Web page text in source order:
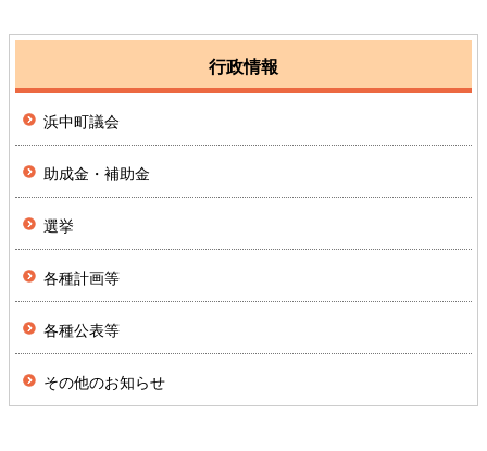
行政情報
浜中町議会
助成金・補助金
選挙
各種計画等
各種公表等
その他のお知らせ